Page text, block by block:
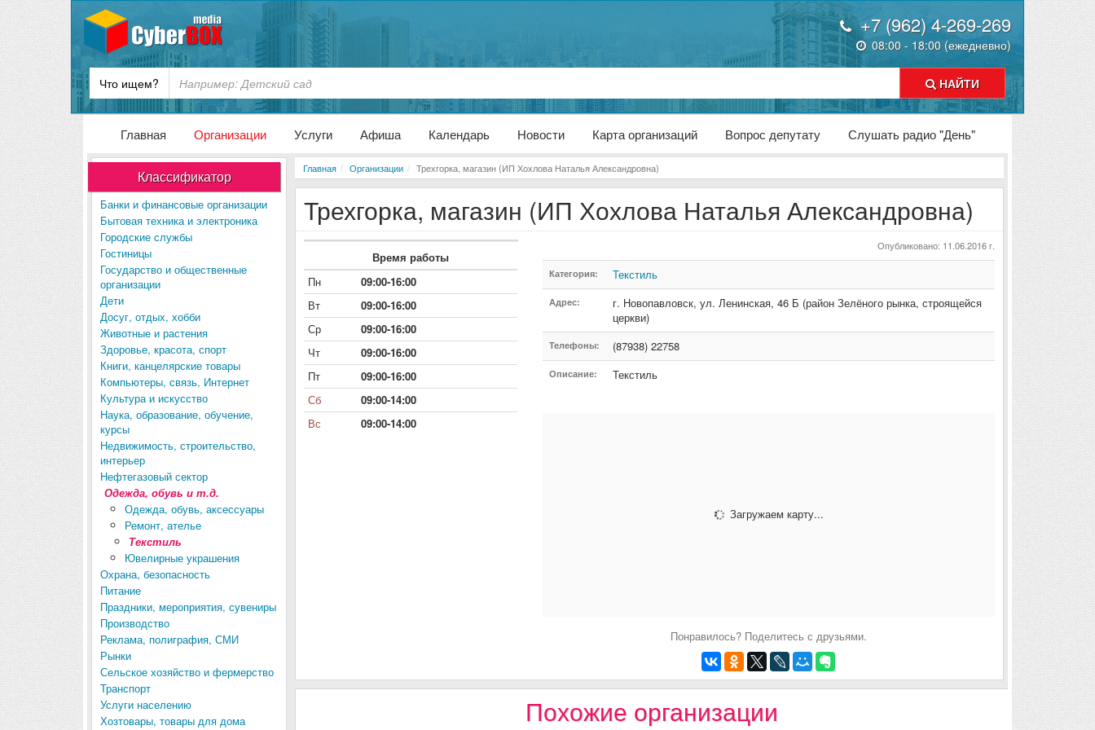
+7 (962) 4-269-269
08:00 - 18:00 (ежедневно)
Что ищем? НАЙТИ
Главная Организации Услуги Афиша Календарь Новости Карта организаций Вопрос депутату Слушать радио "День"
Классификатор
Банки и финансовые организации
Бытовая техника и электроника
Городские службы
Гостиницы
Государство и общественные
организации
Дети
Досуг, отдых, хобби
Животные и растения
Здоровье, красота, спорт
Книги, канцелярские товары
Компьютеры, связь, Интернет
Культура и искусство
Наука, образование, обучение,
курсы
Недвижимость, строительство,
интерьер
Нефтегазовый сектор
Одежда, обувь и т.д.
Одежда, обувь, аксессуары
Ремонт, ателье
Текстиль
Ювелирные украшения
Охрана, безопасность
Питание
Праздники, мероприятия, сувениры
Производство
Реклама, полиграфия, СМИ
Рынки
Сельское хозяйство и фермерство
Транспорт
Услуги населению
Хозтовары, товары для дома
Главная Организации Трехгорка, магазин (ИП Хохлова Наталья Александровна)
Трехгорка, магазин (ИП Хохлова Наталья Александровна)
Время работы
Пн
09:00-16:00
Вт
09:00-16:00
Ср
09:00-16:00
Чт
09:00-16:00
Пт
09:00-16:00
Сб
09:00-14:00
Вс
09:00-14:00
Опубликовано: 11.06.2016 г.
Категория: Текстиль
Адрес: г. Новопавловск, ул. Ленинская, 46 Б (район Зелёного рынка, строящейся
церкви)
Телефоны: (87938) 22758
Описание: Текстиль
Загружаем карту...
Понравилось? Поделитесь с друзьями.
Похожие организации